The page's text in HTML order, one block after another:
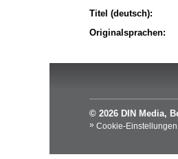
Titel (deutsch):
Originalsprachen:
© 2026 DIN Media,
Cookie-Einstellungen